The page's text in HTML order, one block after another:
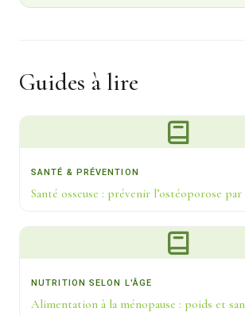
Guides à lire
SANTÉ & PRÉVENTION
Santé osseuse : prévenir l’ostéoporose
NUTRITION SELON L'ÂGE
Alimentation à la ménopause : poids et